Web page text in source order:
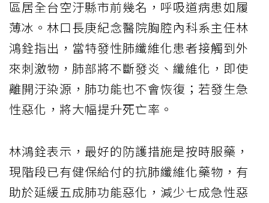
區居全台空汙縣市前幾名，呼吸道病患如履
薄冰。林口長庚紀念醫院胸腔內科系主任林
鴻銓指出，當特發性肺纖維化患者接觸到外
來刺激物，肺部將不斷發炎、纖維化，即使
離開汙染源，肺功能也不會恢復；若發生急
性惡化，將大幅提升死亡率。
林鴻銓表示，最好的防護措施是按時服藥，
現階段已有健保給付的抗肺纖維化藥物，有
助於延緩五成肺功能惡化，減少七成急性惡